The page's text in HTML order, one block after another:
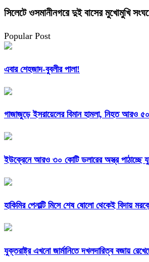
সিলেটে ওসমানীনগরে দুই বাসের মুখোমুখি
Popular Post
এবার শেহজাদ-বুবলীর পালা!
গাজাজুড়ে ইসরায়েলের বিমান হামলা, নিহত আরও ৫০
ইউক্রেনে আরও ৩০ কোটি ডলারের অস্ত্র পাঠাচ্ছে
হাকিমির পেনাল্টি মিসে শেষ ষোলো থেকেই বিদায়
যুক্তরাষ্ট্র এখনো জার্মানিতে দখলদারিত্ব বজায়